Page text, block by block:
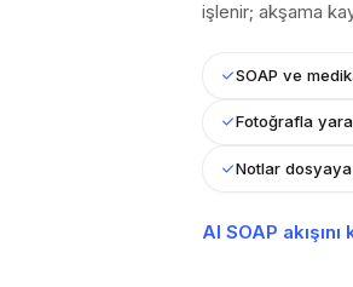
işlenir; akşama
SOAP ve
Fotoğrafla
Notlar
AI SOAP